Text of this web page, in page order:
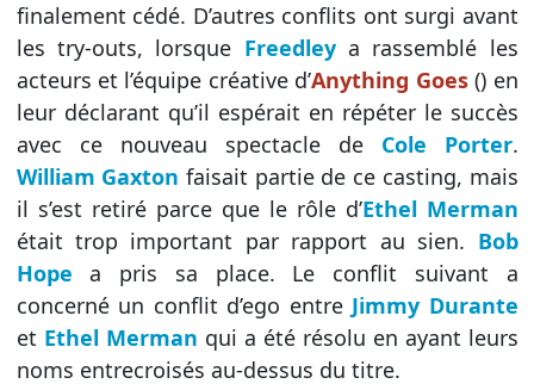
finalement cédé. D’autres conflits ont surgi avant
les try-outs, lorsque Freedleya rassemblé les
acteurs et l’équipe créative d’Anything Goes() en
leur déclarant qu’il espérait en répéter le succès
avec ce nouveau spectacle de Cole Porter.
William Gaxton faisait partie de ce casting, mais
il s’est retiré parce que le rôle d’Ethel Merman
était trop important par rapport au sien. Bob
Hope a pris sa place. Le conflit suivant a
concerné un conflit d’ego entre Jimmy Durante
et Ethel Merman qui a été résolu en ayant leurs
noms entrecroisés au-dessus du titre.